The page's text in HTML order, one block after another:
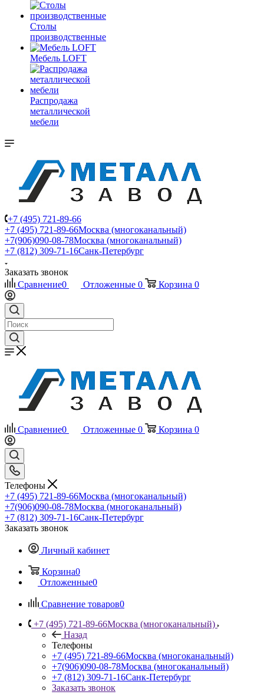
Столы
производственные
Мебель LOFT
Распродажа
металлической
мебели
+7 (495) 721-89-66
+7 (495) 721-89-66Москва (многоканальный)
+7(906)090-08-78Москва (многоканальный)
+7 (812) 309-71-16Санк-Петербург
Заказать звонок
Сравнение0 Отложенные 0 Корзина 0
Сравнение0 Отложенные 0 Корзина 0
Телефоны
+7 (495) 721-89-66Москва (многоканальный)
+7(906)090-08-78Москва (многоканальный)
+7 (812) 309-71-16Санк-Петербург
Заказать звонок
Личный кабинет
Корзина0
Отложенные0
Сравнение товаров0
+7 (495) 721-89-66Москва (многоканальный)
Назад
Телефоны
+7 (495) 721-89-66Москва (многоканальный)
+7(906)090-08-78Москва (многоканальный)
+7 (812) 309-71-16Санк-Петербург
Заказать звонок